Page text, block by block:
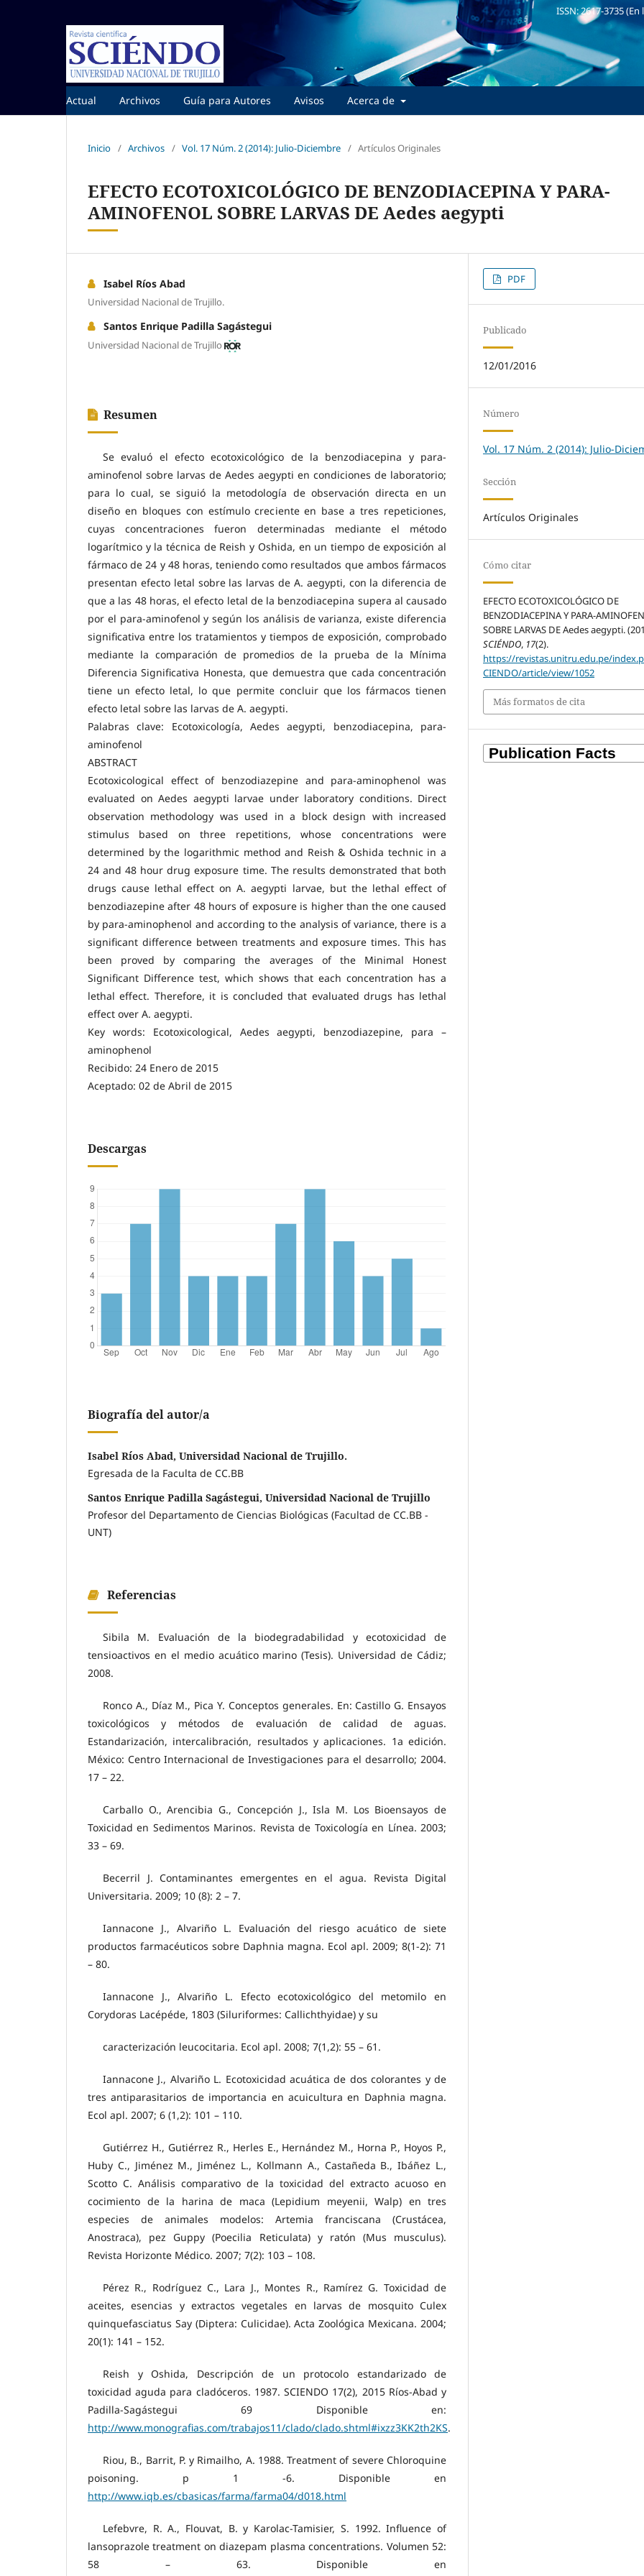
Actual Archivos Guía para Autores Avisos Acerca de
ISSN: 2617-3735 (En
Inicio / Archivos / Vol. 17 Núm. 2 (2014): Julio-Diciembre / Artículos Originales
EFECTO ECOTOXICOLÓGICO DE BENZODIACEPINA Y PARA-
AMINOFENOL SOBRE LARVAS DE Aedes aegypti
Isabel Ríos Abad
Universidad Nacional de Trujillo.
Santos Enrique Padilla Sagástegui
Universidad Nacional de Trujillo
Resumen
Se evaluó el efecto ecotoxicológico de la benzodiacepina y para-
aminofenol sobre larvas de Aedes aegypti en condiciones de laboratorio;
para lo cual, se siguió la metodología de observación directa en un
diseño en bloques con estímulo creciente en base a tres repeticiones,
cuyas concentraciones fueron determinadas mediante el método
logarítmico y la técnica de Reish y Oshida, en un tiempo de exposición al
fármaco de 24 y 48 horas, teniendo como resultados que ambos fármacos
presentan efecto letal sobre las larvas de A. aegypti, con la diferencia de
que a las 48 horas, el efecto letal de la benzodiacepina supera al causado
por el para-aminofenol y según los análisis de varianza, existe diferencia
significativa entre los tratamientos y tiempos de exposición, comprobado
mediante la comparación de promedios de la prueba de la Mínima
Diferencia Significativa Honesta, que demuestra que cada concentración
tiene un efecto letal, lo que permite concluir que los fármacos tienen
efecto letal sobre las larvas de A. aegypti.
Palabras clave: Ecotoxicología, Aedes aegypti, benzodiacepina, para-
aminofenol
ABSTRACT
Ecotoxicological effect of benzodiazepine and para-aminophenol was
evaluated on Aedes aegypti larvae under laboratory conditions. Direct
observation methodology was used in a block design with increased
stimulus based on three repetitions, whose concentrations were
determined by the logarithmic method and Reish & Oshida technic in a
24 and 48 hour drug exposure time. The results demonstrated that both
drugs cause lethal effect on A. aegypti larvae, but the lethal effect of
benzodiazepine after 48 hours of exposure is higher than the one caused
by para-aminophenol and according to the analysis of variance, there is a
significant difference between treatments and exposure times. This has
been proved by comparing the averages of the Minimal Honest
Significant Difference test, which shows that each concentration has a
lethal effect. Therefore, it is concluded that evaluated drugs has lethal
effect over A. aegypti.
Key words: Ecotoxicological, Aedes aegypti, benzodiazepine, para –
aminophenol
Recibido: 24 Enero de 2015
Aceptado: 02 de Abril de 2015
Descargas
Biografía del autor/a
Isabel Ríos Abad, Universidad Nacional de Trujillo.
Egresada de la Faculta de CC.BB
Santos Enrique Padilla Sagástegui, Universidad Nacional de Trujillo
Profesor del Departamento de Ciencias Biológicas (Facultad de CC.BB -
UNT)
Referencias
Sibila M. Evaluación de la biodegradabilidad y ecotoxicidad de
tensioactivos en el medio acuático marino (Tesis). Universidad de Cádiz;
2008.
Ronco A., Díaz M., Pica Y. Conceptos generales. En: Castillo G. Ensayos
toxicológicos y métodos de evaluación de calidad de aguas.
Estandarización, intercalibración, resultados y aplicaciones. 1a edición.
México: Centro Internacional de Investigaciones para el desarrollo; 2004.
17 – 22.
Carballo O., Arencibia G., Concepción J., Isla M. Los Bioensayos de
Toxicidad en Sedimentos Marinos. Revista de Toxicología en Línea. 2003;
33 – 69.
Becerril J. Contaminantes emergentes en el agua. Revista Digital
Universitaria. 2009; 10 (8): 2 – 7.
Iannacone J., Alvariño L. Evaluación del riesgo acuático de siete
productos farmacéuticos sobre Daphnia magna. Ecol apl. 2009; 8(1-2): 71
– 80.
Iannacone J., Alvariño L. Efecto ecotoxicológico del metomilo en
Corydoras Lacépéde, 1803 (Siluriformes: Callichthyidae) y su
caracterización leucocitaria. Ecol apl. 2008; 7(1,2): 55 – 61.
Iannacone J., Alvariño L. Ecotoxicidad acuática de dos colorantes y de
tres antiparasitarios de importancia en acuicultura en Daphnia magna.
Ecol apl. 2007; 6 (1,2): 101 – 110.
Gutiérrez H., Gutiérrez R., Herles E., Hernández M., Horna P., Hoyos P.,
Huby C., Jiménez M., Jiménez L., Kollmann A., Castañeda B., Ibáñez L.,
Scotto C. Análisis comparativo de la toxicidad del extracto acuoso en
cocimiento de la harina de maca (Lepidium meyenii, Walp) en tres
especies de animales modelos: Artemia franciscana (Crustácea,
Anostraca), pez Guppy (Poecilia Reticulata) y ratón (Mus musculus).
Revista Horizonte Médico. 2007; 7(2): 103 – 108.
Pérez R., Rodríguez C., Lara J., Montes R., Ramírez G. Toxicidad de
aceites, esencias y extractos vegetales en larvas de mosquito Culex
quinquefasciatus Say (Diptera: Culicidae). Acta Zoológica Mexicana. 2004;
20(1): 141 – 152.
Reish y Oshida, Descripción de un protocolo estandarizado de
toxicidad aguda para cladóceros. 1987. SCIENDO 17(2), 2015 Ríos-Abad y
Padilla-Sagástegui 69 Disponible en:
http://www.monografias.com/trabajos11/clado/clado.shtml#ixzz3KK2th2KS.
Riou, B., Barrit, P. y Rimailho, A. 1988. Treatment of severe Chloroquine
poisoning. p 1 -6. Disponible en
http://www.iqb.es/cbasicas/farma/farma04/d018.html
Lefebvre, R. A., Flouvat, B. y Karolac-Tamisier, S. 1992. Influence of
lansoprazole treatment on diazepam plasma concentrations. Volumen 52:
58 – 63. Disponible en
PDF
Publicado
12/01/2016
Número
Vol. 17 Núm. 2 (2014): Julio-
Sección
Artículos Originales
Cómo citar
EFECTO ECOTOXICOLÓGICO DE
BENZODIACEPINA Y PARA-
SOBRE LARVAS DE Aedes aegypti.
SCIÉNDO, 17(2).
https://revistas.unitru.edu.pe/
CIENDO/article/view/1052
Más formatos de cita